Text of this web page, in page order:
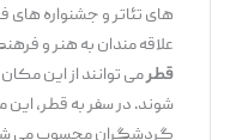
های تئاتر و جشنواره‌ های
علاقه ‌مندان به هنر و فرهنگ
می ‌توانند از این مکان
شوند. در سفر به قطر، این